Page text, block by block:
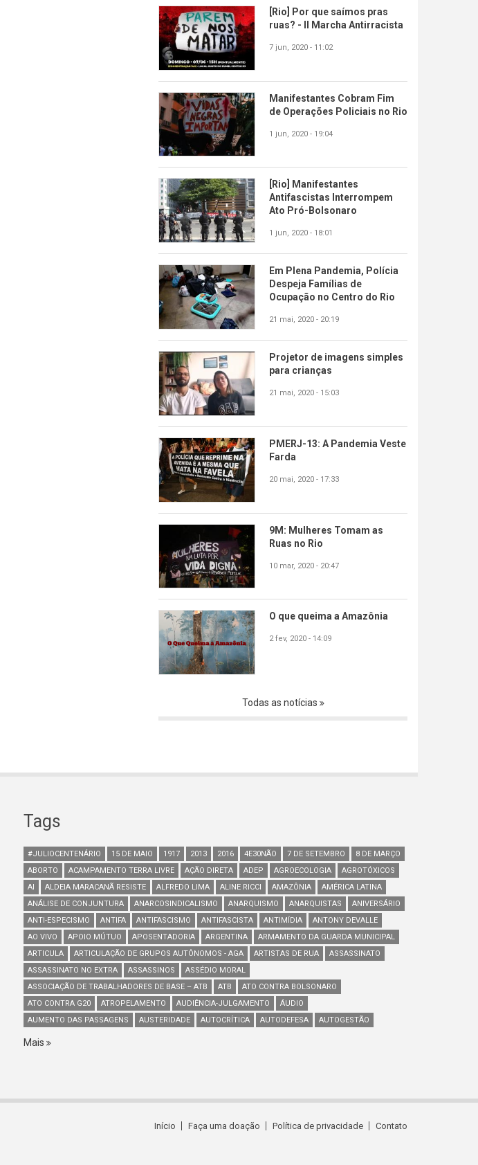
[Rio] Por que saímos pras
ruas? - II Marcha Antirracista
7 jun, 2020 - 11:02
Manifestantes Cobram Fim
de Operações Policiais no Rio
1 jun, 2020 - 19:04
[Rio] Manifestantes
Antifascistas Interrompem
Ato Pró-Bolsonaro
1 jun, 2020 - 18:01
Em Plena Pandemia, Polícia
Despeja Famílias de
Ocupação no Centro do Rio
21 mai, 2020 - 20:19
Projetor de imagens simples
para crianças
21 mai, 2020 - 15:03
PMERJ-13: A Pandemia Veste
Farda
20 mai, 2020 - 17:33
9M: Mulheres Tomam as
Ruas no Rio
10 mar, 2020 - 20:47
O que queima a Amazônia
2 fev, 2020 - 14:09
Todas as notícias
Tags
#JULIOCENTENÁRIO 15 DE MAIO 1917 2013 2016 4E30NÃO 7 DE SETEMBRO
8 DE MARÇO
ABORTO
ACAMPAMENTO TERRA LIVRE AÇÃO DIRETA ADEP AGROECOLOGIA
AGROTÓXICOS
AI
ALDEIA MARACANÃ RESISTE ALFREDO LIMA ALINE RICCI AMAZÔNIA
AMÉRICA LATINA
ANÁLISE DE CONJUNTURA
ANARCOSINDICALISMO ANARQUISMO ANARQUISTAS
ANIVERSÁRIO
ANTI-ESPECISMO
ANTIFA ANTIFASCISMO ANTIFASCISTA ANTIMÍDIA
ANTONY DEVALLE
AO VIVO
APOIO MÚTUO APOSENTADORIA ARGENTINA
ARMAMENTO DA GUARDA MUNICIPAL
ARTICULA
ARTICULAÇÃO DE GRUPOS AUTÔNOMOS - AGA ARTISTAS DE RUA
ASSASSINATO
ASSASSINATO NO EXTRA
ASSASSINOS
ASSÉDIO MORAL
ASSOCIAÇÃO DE TRABALHADORES DE BASE – ATB
ATB
ATO CONTRA BOLSONARO
ATO CONTRA G20
ATROPELAMENTO AUDIÊNCIA-JULGAMENTO
ÁUDIO
AUMENTO DAS PASSAGENS
AUSTERIDADE AUTOCRÍTICA AUTODEFESA AUTOGESTÃO
Mais
Início Faça uma doação Política de privacidade Contato